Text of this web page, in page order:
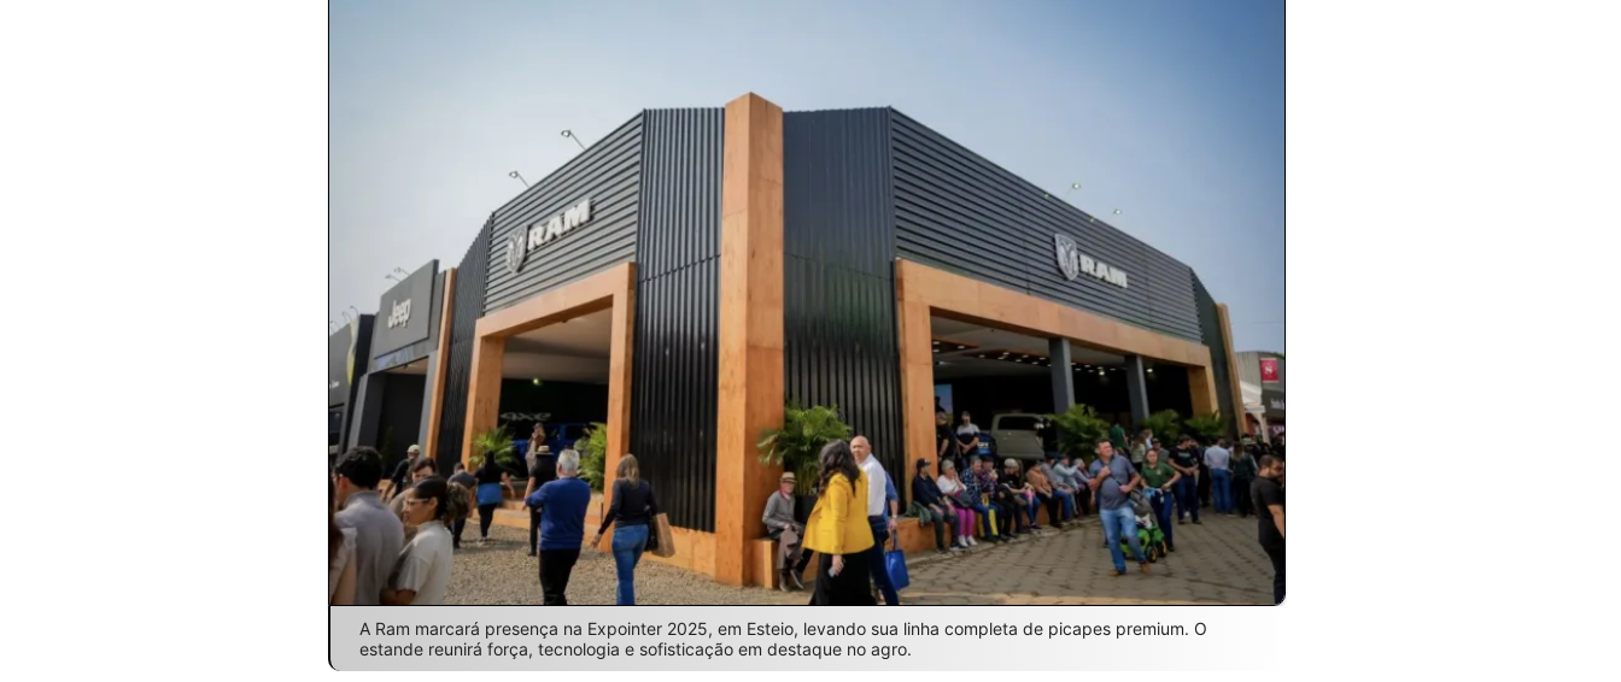
A Ram marcará presença na Expointer 2025, em Esteio, levando sua linha completa de picapes premium. O
estande reunirá força, tecnologia e sofisticação em destaque no agro.